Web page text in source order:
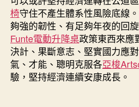
椅守住不產生體系性風險底線
夠強的韌性、有足夠年夜的回
Funte電動升降桌政策東西來應
決計、果斷意志、堅實國力應
氣、才能、聰明克服各亞梭
驗，堅持經濟連續安康成長。